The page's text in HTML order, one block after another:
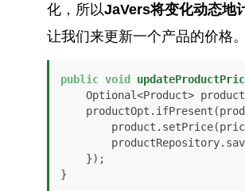
化，所以JaVers将变化动态地
让我们来更新一个产品的价格。
public void
}